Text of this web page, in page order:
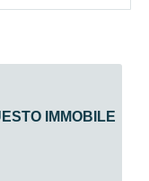
IMMOBILE